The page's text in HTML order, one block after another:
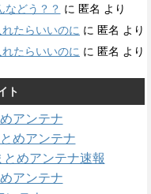
などう？？ に 匿名 より
たらいいのに に 匿名 より
たらいいのに に 匿名 より
ト
アンテナ
めアンテナ
めアンテナ速報
アンテナ